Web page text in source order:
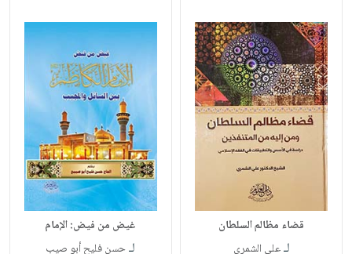
قضاء مظالم السلطان
لـعلي الشمري
غيض من فيض: الإمام
لـحسن فليح أبو صيب